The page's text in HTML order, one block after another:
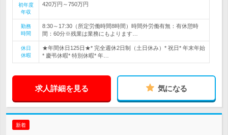
初年度
年収
420万円～750万円
勤務
時間
8:30～17:30（所定労働時間8時間）時間外労働有無：有休憩時
間：60分※残業は業務にもよります…
休日
休暇
★年間休日125日★* 完全週休2日制（土日休み）* 祝日* 年末年始
* 慶弔休暇* 特別休暇* 年…
求人詳細を見る 気になる
新着